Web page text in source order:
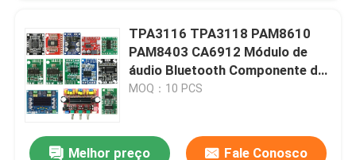
Módulo da placa do amplificador
Módulo de fonte de alimentação
módulo audio do bluetooth
TPA3116 TPA3118 PAM8610
PAM8403 CA6912 Módulo de
áudio Bluetooth Componente da
placa amplificadora
MOQ：10 PCS
Melhor preço Fale Conosco